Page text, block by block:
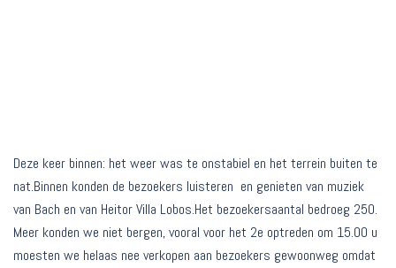
Deze keer binnen: het weer was te onstabiel en het terrein buiten te
nat.Binnen konden de bezoekers luisteren en genieten van muziek
van Bach en van Heitor Villa Lobos.Het bezoekersaantal bedroeg 250.
Meer konden we niet bergen, vooral voor het 2e optreden om 15.00 u
moesten we helaas nee verkopen aan bezoekers gewoonweg omdat